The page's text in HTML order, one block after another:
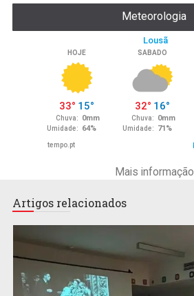
Meteorologia
Mais informação
Artigos relacionados